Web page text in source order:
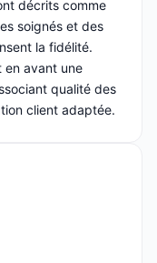
décrits comme
soignés et des
la fidélité.
en avant une
qualité des
client adaptée.